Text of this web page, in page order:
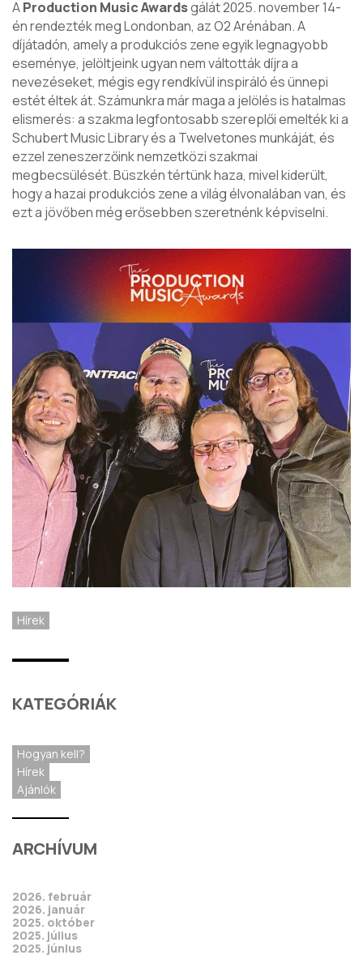
AProduction Music Awardsgálát 2025. november 14-
én rendezték meg Londonban, az O2 Arénában. A
díjátadón, amely a produkciós zene egyik legnagyobb
eseménye, jelöltjeink ugyan nem váltották díjra a
nevezéseket, mégis egy rendkívül inspiráló és ünnepi
estét éltek át. Számunkra már maga a jelölés is hatalmas
elismerés: a szakma legfontosabb szereplői emelték ki a
Schubert Music Library és a Twelvetones munkáját, és
ezzel zeneszerzőink nemzetközi szakmai
megbecsülését. Büszkén tértünk haza, mivel kiderült,
hogy a hazai produkciós zene a világ élvonalában van, és
ezt a jövőben még erősebben szeretnénk képviselni.
Hírek
KATEGÓRIÁK
Hogyan kell?
Hírek
Ajánlók
ARCHÍVUM
2026. február
2026. január
2025. október
2025. július
2025. június